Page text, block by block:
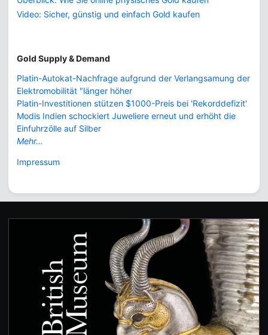
Video: Sicher, günstig und einfach Gold kaufen
Gold Supply & Demand
Platin-Autokat-Nachfrage aufgrund der Verlangsamung der
Elektromobilität "länger höher
Platin-Investitionen stützen $1000-Preis bei 'Rekorddefizit'
Modis Indien schockiert Juweliere erneut und erhöht die
Einfuhrzölle auf Silber
Mehr...
Impressum